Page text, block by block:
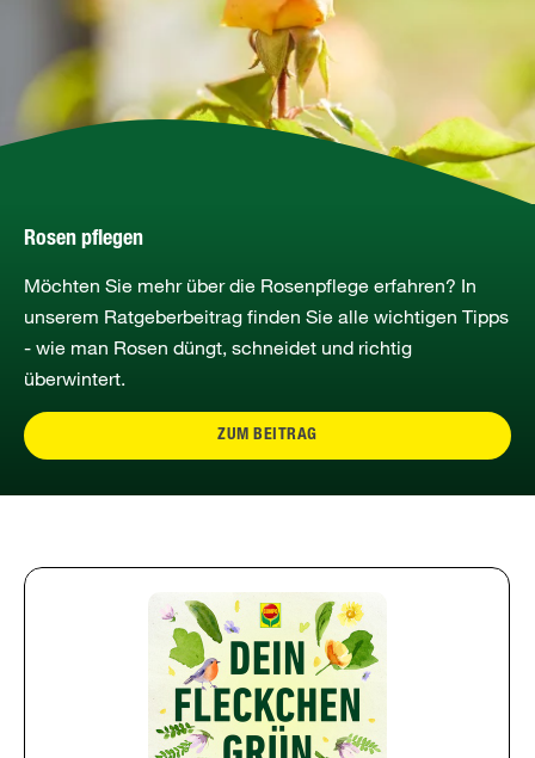
Rosen pflegen
Möchten Sie mehr über die Rosenpflege erfahren? In
unserem Ratgeberbeitrag finden Sie alle wichtigen Tipps
- wie man Rosen düngt, schneidet und richtig
überwintert.
ZUM BEITRAG